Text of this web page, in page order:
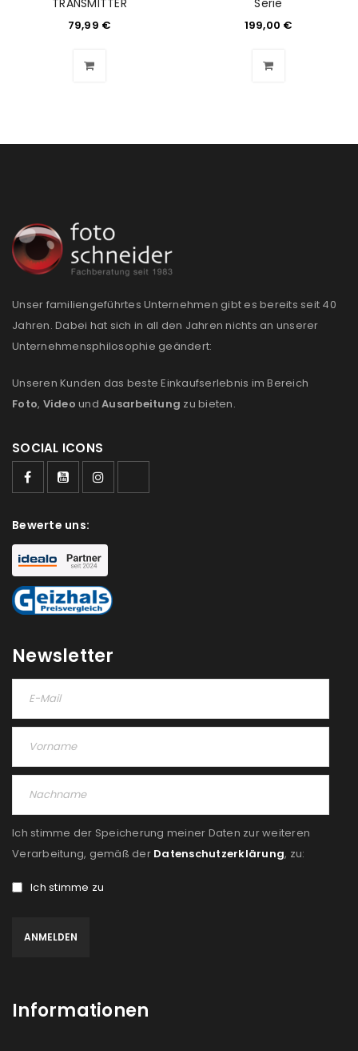
PASSWORT VERGESSEN?
REGISTRIEREN
E-Mail-Adresse*
Ein Link zum Erstellen eines neuen Passworts wird an
NEWSLETTER ABONNIEREN
us
Ich stimme zu
Ja, ich möchte ein Kundenkonto eröffnen und
TRANSMITTER
79,99 €
Serie
199,00 €
Unser familiengeführtes Unternehmen gibt es bereits seit 40
Jahren. Dabei hat sich in all den Jahren nichts an unserer
Unternehmensphilosophie geändert:
Unseren Kunden das beste Einkaufserlebnis im Bereich
Foto, Video und Ausarbeitung zu bieten.
SOCIAL ICONS
Bewerte uns:
Newsletter
Ich stimme der Speicherung meiner Daten zur weiteren
Verarbeitung, gemäß der Datenschutzerklärung, zu:
Ich stimme zu
Informationen